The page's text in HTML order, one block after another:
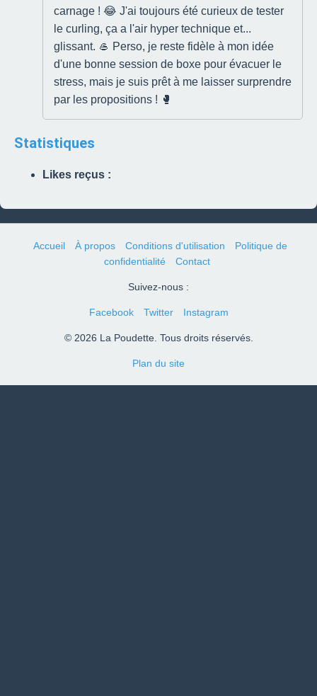
carnage ! 😂 J'ai toujours été curieux de tester
le curling, ça a l'air hyper technique et...
glissant. 🥌 Perso, je reste fidèle à mon idée
d'une bonne session de boxe pour évacuer le
stress, mais je suis prêt à me laisser surprendre
par les propositions ! 🥊
Statistiques
Likes reçus :
Accueil À propos Conditions d'utilisation
Politique de
confidentialité
Contact
Suivez-nous :
Facebook Twitter Instagram
© 2026 La Poudette. Tous droits réservés.
Plan du site